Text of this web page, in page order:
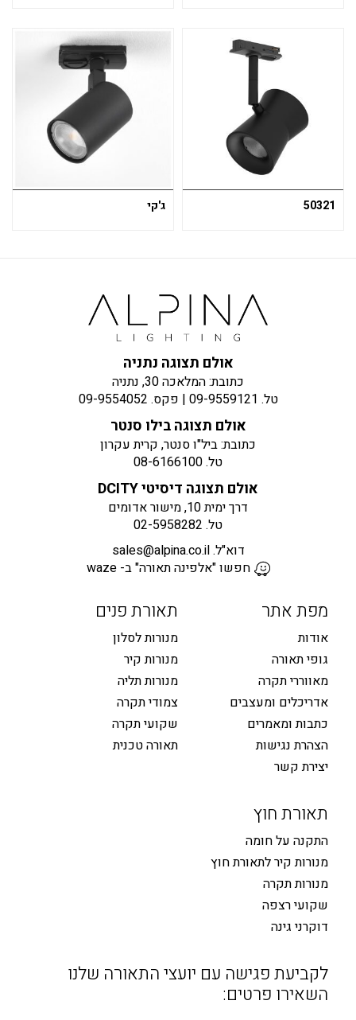
50321 ג'קי
אולם תצוגה נתניה
כתובת: המלאכה 30, נתניה
טל. 09-9559121 | פקס. 09-9554052
אולם תצוגה בילו סנטר
כתובת: ביל"ו סנטר, קרית עקרון
טל.08-6166100
אולם תצוגה דיסיטי DCITY
דרך ימית 10, מישור אדומים
טל. 02-5958282
דוא"ל.sales@alpina.co.il
חפשו "אלפינה תאורה" ב- waze
מפת אתר
אודות
גופי תאורה
מאווררי תקרה
אדריכלים ומעצבים
כתבות ומאמרים
הצהרת נגישות
יצירת קשר
תאורת פנים
מנורות לסלון
מנורות קיר
מנורות תליה
צמודי תקרה
שקועי תקרה
תאורה טכנית
תאורת חוץ
התקנה על חומה
מנורות קיר לתאורת חוץ
מנורות תקרה
שקועי רצפה
דוקרני גינה
לקביעת פגישה עם יועצי התאורה שלנו
השאירו פרטים: